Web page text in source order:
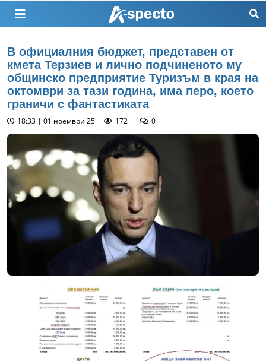
В официалния бюджет, представен от
кмета Терзиев и лично подчиненото му
общинско предприятие Туризъм в края на
октомври за тази година, има перо, което
граничи с фантастиката
18:33 | 01 ноември 25 172 0